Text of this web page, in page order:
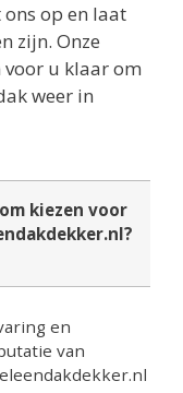
op en laat
zijn. Onze
u klaar om
weer in
kiezen voor
en
van